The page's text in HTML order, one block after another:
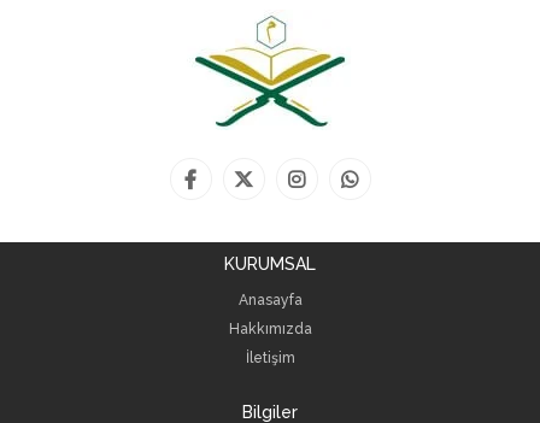
KURUMSAL
Anasayfa
Hakkımızda
İletişim
Bilgiler